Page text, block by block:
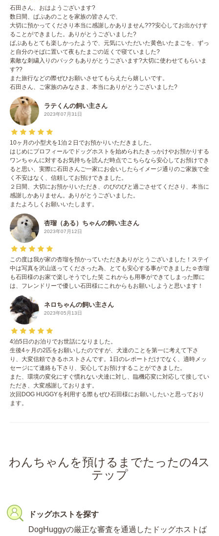
石田さん、おはようございます?
数日間、ぱぷあのことを家族の皆さんで、
大切に預かってくださり本当に感謝しかありません???安心してお出かけす
ることができました。ありがとうございました?
ぱぷあもとても楽しかったようで、元気にいただいた黄色いたまごを、ずっ
と自分のそばに置いて夜もたまごの近くで寝ていました?
素敵な刺繍入りのバックもありがとうございます?大切に使わせてもらいま
す??
また旅行などの際ぜひお願いさせてもらえたら嬉しいです。
石田さん、ご家族のみなさま、本当にありがとうございました?
ラテくんの飼い主さん
2023年07月31日
10ヶ月の小型犬を1泊２日でお預かりいただきました。
はじめにプロフィールでドッグホストを始められたきっかけやお預かりする
ワンちゃんに対するお気持ちを読んだ時点でこちらなら安心してお預けでき
ると思い、実際に石田さんご一家にお会いしたらイメージ通りのご家族で全
く不安はなく、信頼してお預けできました。
２日間、大切にお預かりいただき、のびのびと過ごさせてくださり、本当に
感謝しかありません。ありがとうございました。
またよろしくお願いいたします。
杏瑠（ある）ちゃんの飼い主さん
2023年07月12日
この度は我が家の杏瑠を預かっていただきありがとうございました！ステイ
中は写真を沢山送ってくださった為、とても安心する事ができました☺︎杏瑠
も石田様のお家で楽しそうでした笑 これからも用事ができてしまった際に
は、フレンドリーで優しい石田様にこれからもお願いしようと思います！
ネロちゃんの飼い主さん
2023年05月13日
4泊5日のお泊りでお世話になりました。
生後4ヶ月の2匹をお願いしたのですが、犬達のことを第一に考えて下さ
り、大変信頼できるホストさんです。1日のレポートだけでなく、適時メッ
セージにて連絡も下さり、安心してお預けすることができました。
また、環境の変化にすぐ慣れない犬達に対し、臨機応変に対応して接してい
ただき、大変感謝しております。
次回DOG HUGGYを利用する際もぜひ石田様にお願いしたいと思っており
ます。
わんちゃんを預けるまでたったの4ス
テップ
ドッグホストを探す
DogHuggyの厳正な審査を通過したドッグホストば